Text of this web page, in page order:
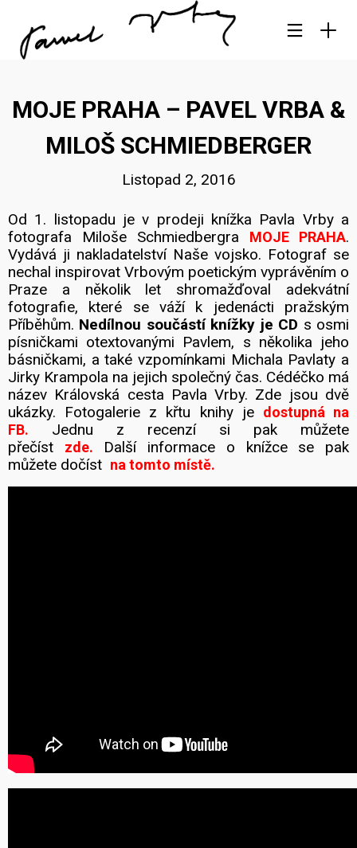
MOJE PRAHA – PAVEL VRBA &
MILOŠ SCHMIEDBERGER
Listopad 2, 2016
Od 1. listopadu je v prodeji knížka Pavla Vrby a
fotografa Miloše Schmiedbergra MOJE PRAHA.
Vydává ji nakladatelství Naše vojsko. Fotograf se
nechal inspirovat Vrbovým poetickým vyprávěním o
Praze a několik let shromažďoval adekvátní
fotografie, které se váží k jedenácti pražským
Příběhům. Nedílnou součástí knížky je CD s osmi
písničkami otextovanými Pavlem, s několika jeho
básničkami, a také vzpomínkami Michala Pavlaty a
Jirky Krampola na jejich společný čas. Cédéčko má
název Královská cesta Pavla Vrby. Zde jsou dvě
ukázky. Fotogalerie z křtu knihy je dostupná na
FB. Jednu z recenzí si pak můžete
přečíst
zde. Další informace o knížce se pak
můžete dočíst na tomto místě.